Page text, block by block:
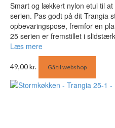
Smart og lækkert nylon etui til
serien. Pas godt på dit Trangia
opbevaringspose, fremfor en
25 serien er fremstillet i
Læs mere
49,00kr. Gå til webshop